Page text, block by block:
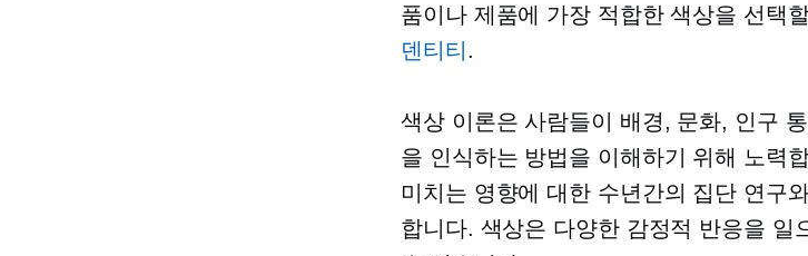
품이나 제품에 가장 적합한 색상을 선택
덴티티 .
색상 이론은 사람들이 배경, 문화, 인구
을 인식하는 방법을 이해하기 위해 노력
미치는 영향에 대한 수년간의 집단 연구
합니다. 색상은 다양한 감정적 반응을 일